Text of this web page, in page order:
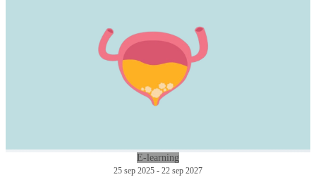
E-learning
25 sep 2025 - 22 sep 2027